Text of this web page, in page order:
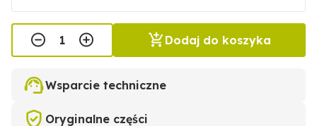
Dodaj do koszyka
Wsparcie techniczne
Oryginalne części